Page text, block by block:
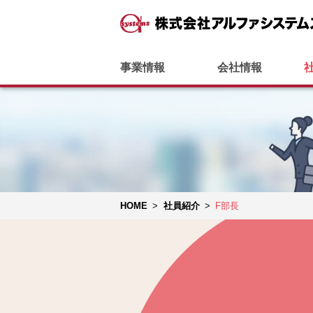
事業情報 会社情報
HOME > 社員紹介 > F部長